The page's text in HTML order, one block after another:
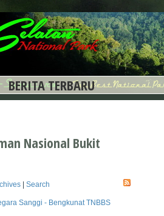
BERITA TERBARU
Nasional Bukit
Search
Sanggi - Bengkunat TNBBS